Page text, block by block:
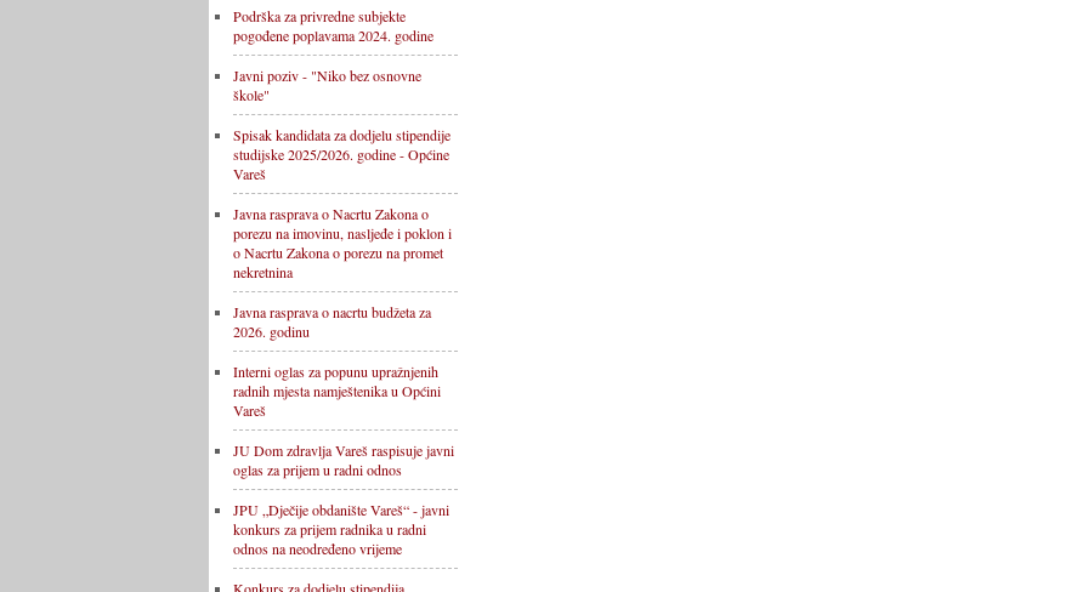
Podrška za privredne subjekte
pogođene poplavama 2024. godine
Javni poziv - "Niko bez osnovne
škole"
Spisak kandidata za dodjelu stipendije
studijske 2025/2026. godine - Općine
Vareš
Javna rasprava o Nacrtu Zakona o
porezu na imovinu, nasljeđe i poklon i
o Nacrtu Zakona o porezu na promet
nekretnina
Javna rasprava o nacrtu budžeta za
2026. godinu
Interni oglas za popunu upražnjenih
radnih mjesta namještenika u Općini
Vareš
JU Dom zdravlja Vareš raspisuje javni
oglas za prijem u radni odnos
JPU „Dječije obdanište Vareš“ - javni
konkurs za prijem radnika u radni
odnos na neodređeno vrijeme